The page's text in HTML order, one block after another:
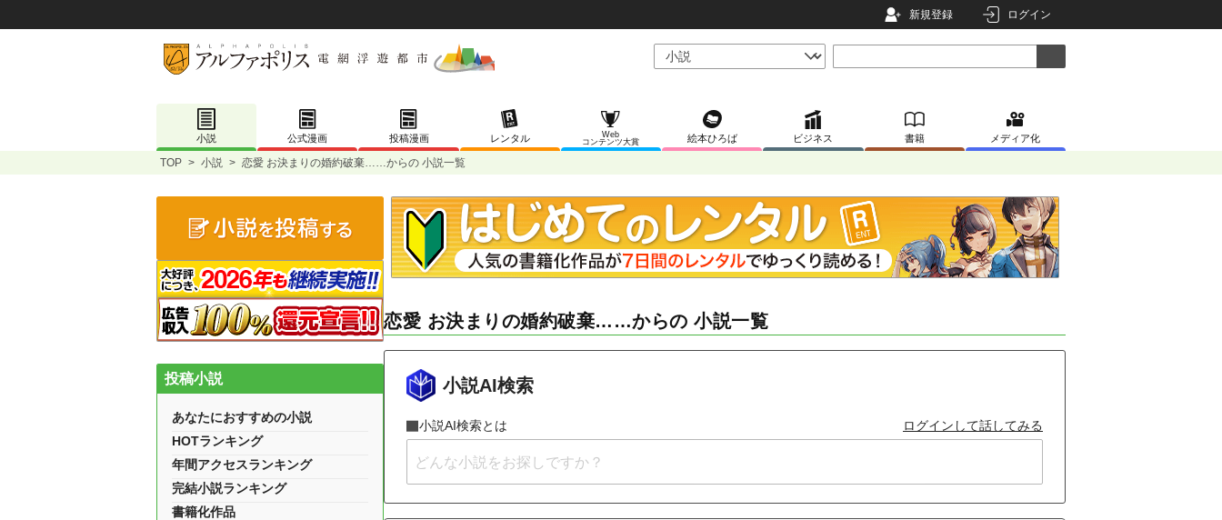
新規登録 ログイン
小説 公式漫画 投稿漫画 レンタル
Web
コンテンツ大賞
絵本ひろば ビジネス 書籍 メディア化
TOP > 小説 > 恋愛 お決まりの婚約破棄……からの 小説一覧
恋愛 お決まりの婚約破棄……からの 小説一覧
小説AI検索
小説AI検索とは ログインして話してみる
投稿小説
あなたにおすすめの小説
HOTランキング
年間アクセスランキング
完結小説ランキング
書籍化作品